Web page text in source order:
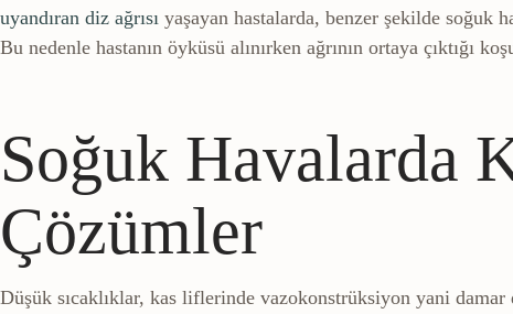
uyandıran diz ağrısı yaşayan hastalarda, benzer şekilde soğuk
Bu nedenle hastanın öyküsü alınırken ağrının ortaya çıktığı
Soğuk Havalarda
Çözümler
Düşük sıcaklıklar, kas liflerinde vazokonstrüksiyon yani damar